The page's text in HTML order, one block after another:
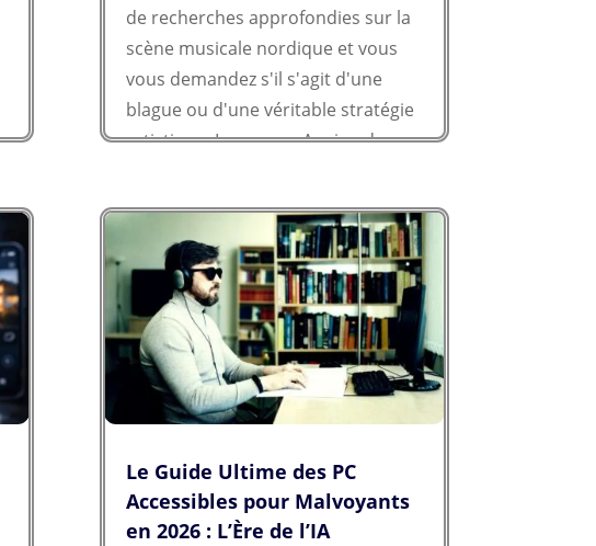
de recherches approfondies sur la
scène musicale nordique et vous
vous demandez s'il s'agit d'une
blague ou d'une véritable stratégie
artistique. Le groupe Angine de
Le Guide Ultime des PC
Accessibles pour Malvoyants
en 2026 : L’Ère de l’IA